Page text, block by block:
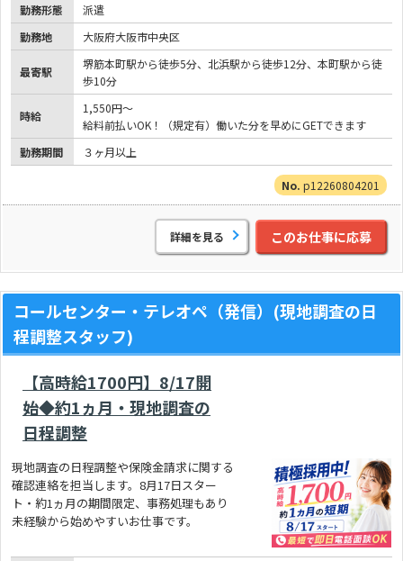
勤務形態
派遣
勤務地
大阪府大阪市中央区
最寄駅
堺筋本町駅から徒歩5分、北浜駅から徒歩12分、本町駅から徒
歩10分
時給
1,550円～
給料前払いOK！（規定有）働いた分を早めにGETできます
勤務期間
３ヶ月以上
p12260804201
詳細を見る このお仕事に応募
コールセンター・テレオペ（発信）(現地調査の日
程調整スタッフ)
【高時給1700円】8/17開
始◆約1ヵ月・現地調査の
日程調整
現地調査の日程調整や保険金請求に関する
確認連絡を担当します。8月17日スター
ト・約1ヵ月の期間限定、事務処理もあり
未経験から始めやすいお仕事です。